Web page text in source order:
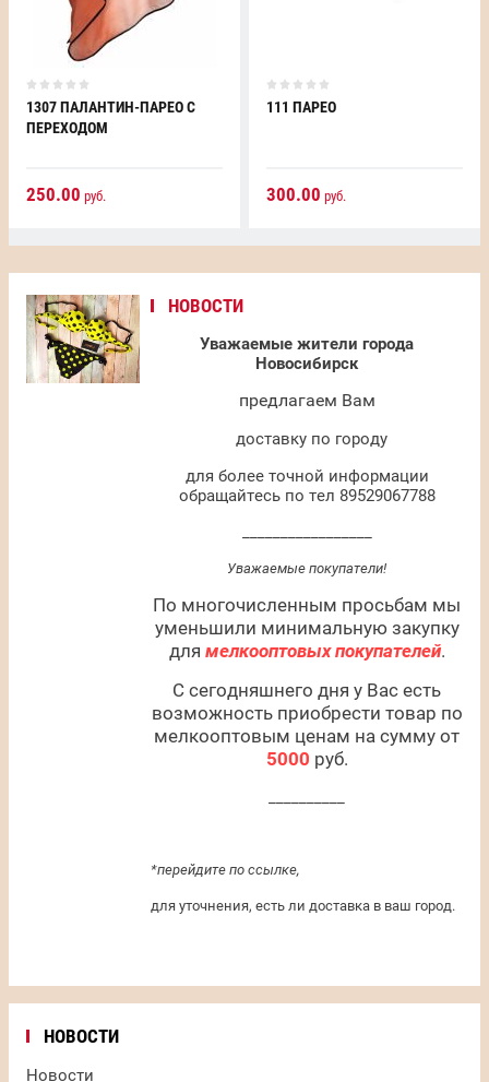
НОВОСТИ
Уважаемые жители города
Новосибирск
предлагаем Вам
доставку по городу
для более точной информации
обращайтесь по тел 89529067788
Уважаемые покупатели!
По многочисленным просьбам мы
уменьшили минимальную закупку
для мелкооптовых покупателей.
С сегодняшнего дня у Вас есть
возможность приобрести товар по
мелкооптовым ценам на сумму от
5000 руб.
*перейдите по ссылке,
для уточнения, есть ли доставка в ваш город.
НОВОСТИ
Новости
1307 ПАЛАНТИН-ПАРЕО С
ПЕРЕХОДОМ
250.00 руб.
111 ПАРЕО
300.00 руб.